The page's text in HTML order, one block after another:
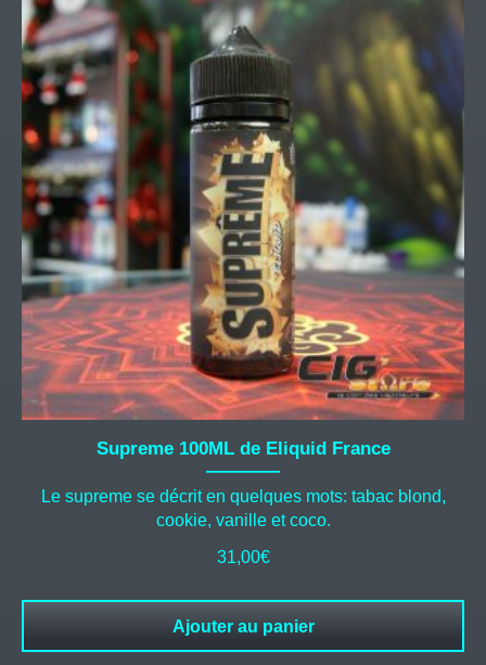
Supreme 100ML de Eliquid France
Le supreme se décrit en quelques mots: tabac blond,
cookie, vanille et coco.
31,00€
Ajouter au panier